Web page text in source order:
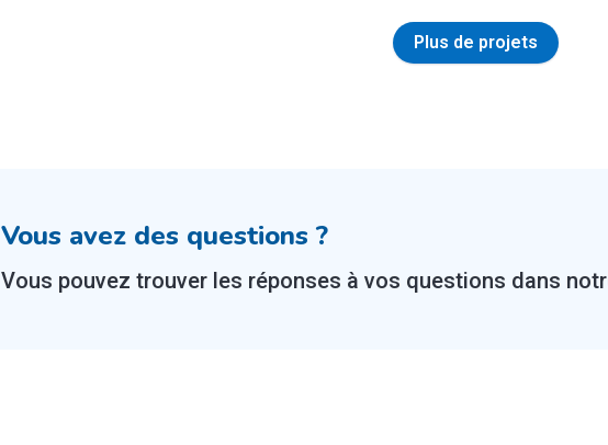
Plus de projets
Vous avez des questions ?
Vous pouvez trouver les réponses à vos questions dans